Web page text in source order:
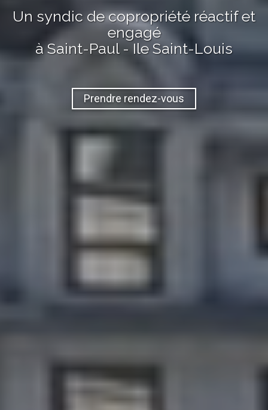
Un syndic de copropriété réactif et
engagé
à Saint-Paul - Ile Saint-Louis
Prendre rendez-vous